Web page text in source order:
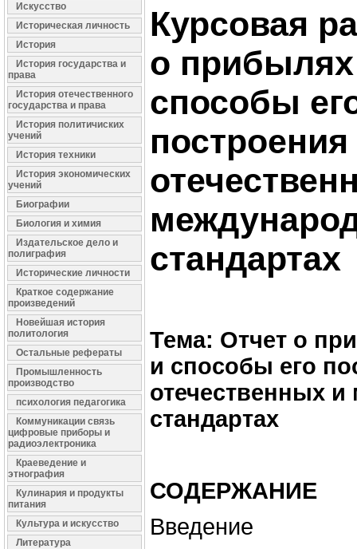
Искусство
Историческая личность
История
История государства и
права
История отечественного
государства и права
История политичиских
учений
История техники
История экономических
учений
Биографии
Биология и химия
Издательское дело и
полиграфия
Исторические личности
Краткое содержание
произведений
Новейшая история
политология
Остальные рефераты
Промышленность
производство
психология педагогика
Коммуникации связь
цифровые приборы и
радиоэлектроника
Краеведение и
этнография
Кулинария и продукты
питания
Культура и искусство
Литература
Курсовая
о
способы
построения
стандартах
Тема: Отчет о
и способы его
отечественных
стандартах
СОДЕРЖАНИЕ
Введение